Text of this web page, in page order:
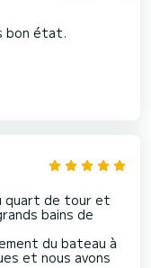
bon état.
quart de tour et
bains de
du bateau à
et nous avons